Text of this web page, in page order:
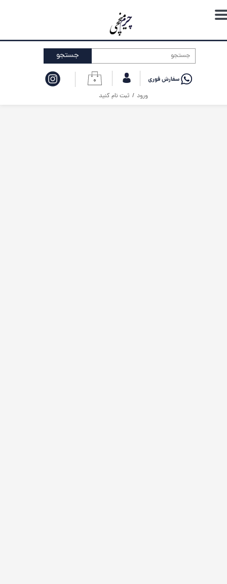
۰
ورود / ثبت نام کنید
حساب کاربری من
تغییر گذر واژه
خروج از حساب کاربری
جستجو